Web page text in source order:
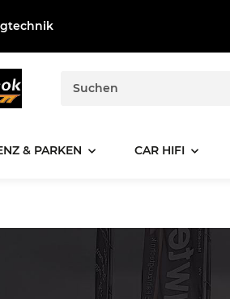
& PARKEN CAR HIFI